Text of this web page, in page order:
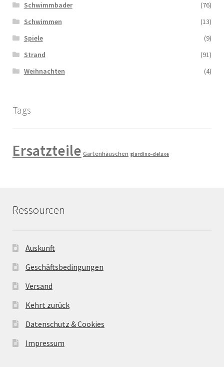
Schwimmbader
(76)
Schwimmen
(13)
Spiele
(9)
Strand
(91)
Weihnachten
(4)
Tags
Ersatzteile Gartenhäuschen giardino-deluxe
Ressourcen
Auskunft
Geschäftsbedingungen
Versand
Kehrt zurück
Datenschutz & Cookies
Impressum